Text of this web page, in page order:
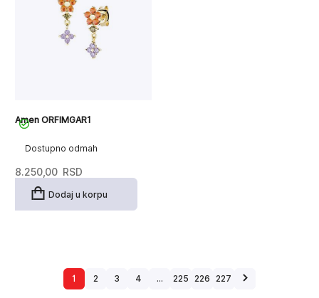
Dostupno odmah
Amen ORFIMGAR1
8.250,00 RSD
Dodaj u korpu
1 2 3 4 … 225 226 227